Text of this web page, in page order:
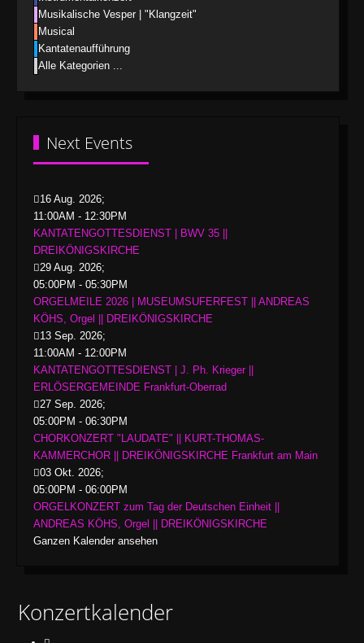
Musikalische Vesper | "Klangzeit"
Musical
Kantatenaufführung
Alle Kategorien ...
Next Events
16 Aug. 2026;
11:00AM - 12:30PM
KANTATENGOTTESDIENST | BWV 35 ||
DREIKÖNIGSKIRCHE
29 Aug. 2026;
05:00PM - 05:30PM
ORGELMEILE 2026 | MUSEUMSUFERFEST || ANDREAS
KÖHS, Orgel || DREIKÖNIGSKIRCHE
13 Sep. 2026;
11:00AM - 12:00PM
KANTATENGOTTESDIENST | J. Ph. Krieger ||
ERLÖSERGEMEINDE Frankfurt-Oberrad
27 Sep. 2026;
05:00PM - 06:30PM
CHORKONZERT "LAUDATE" || KURT-THOMAS-
KAMMERCHOR || DREIKÖNIGSKIRCHE Frankfurt am Main
03 Okt. 2026;
05:00PM - 06:00PM
ORGELKONZERT zum Tag der Deutschen Einheit ||
ANDREAS KÖHS, Orgel || DREIKÖNIGSKIRCHE
Ganzen Kalender ansehen
Konzertkalender